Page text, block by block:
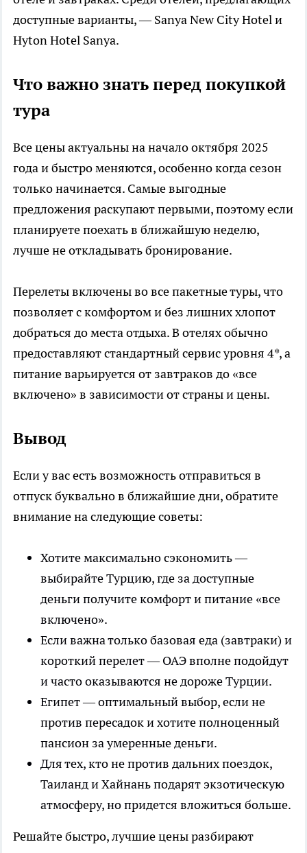
доступные варианты, — Sanya New City Hotel и
Hyton Hotel Sanya.
Что важно знать перед покупкой
тура
Все цены актуальны на начало октября 2025
года и быстро меняются, особенно когда сезон
только начинается. Самые выгодные
предложения раскупают первыми, поэтому если
планируете поехать в ближайшую неделю,
лучше не откладывать бронирование.
Перелеты включены во все пакетные туры, что
позволяет с комфортом и без лишних хлопот
добраться до места отдыха. В отелях обычно
предоставляют стандартный сервис уровня 4*, а
питание варьируется от завтраков до «все
включено» в зависимости от страны и цены.
Вывод
Если у вас есть возможность отправиться в
отпуск буквально в ближайшие дни, обратите
внимание на следующие советы:
Хотите максимально сэкономить —
выбирайте Турцию, где за доступные
деньги получите комфорт и питание «все
включено».
Если важна только базовая еда (завтраки) и
короткий перелет — ОАЭ вполне подойдут
и часто оказываются не дороже Турции.
Египет — оптимальный выбор, если не
против пересадок и хотите полноценный
пансион за умеренные деньги.
Для тех, кто не против дальних поездок,
Таиланд и Хайнань подарят экзотическую
атмосферу, но придется вложиться больше.
Решайте быстро, лучшие цены разбирают